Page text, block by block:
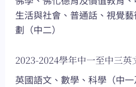
生活與社會、普通話、視覺
劃（中二）
2023-2024學年中一至中三英
英國語文、數學、科學（中